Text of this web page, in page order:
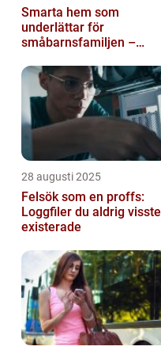
Smarta hem som
underlättar för
småbarnsfamiljen –
barnens dagliga rutiner
28 augusti 2025
Felsök som en proffs:
Loggfiler du aldrig visste
existerade